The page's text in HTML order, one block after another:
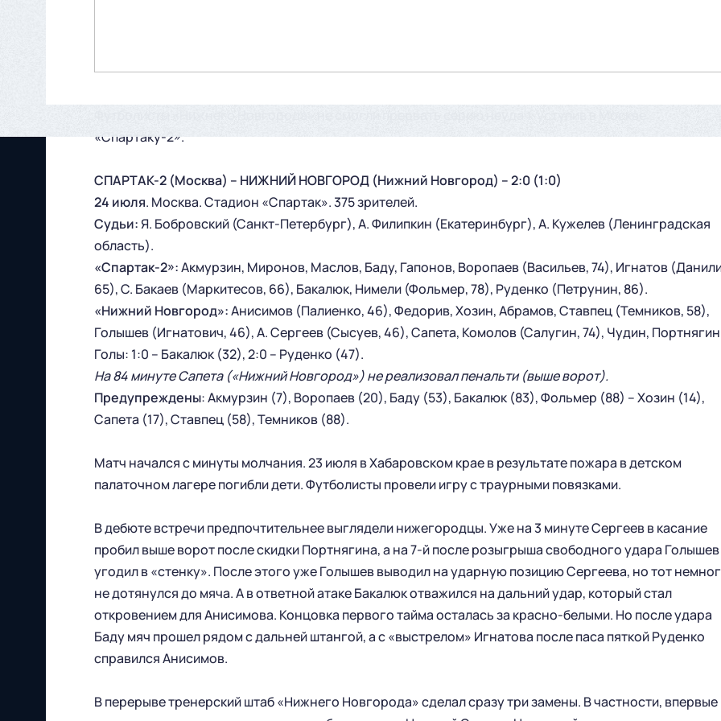
«Спартаку-2».
СПАРТАК-2 (Москва) – НИЖНИЙ НОВГОРОД (Нижний Новгород) – 2:0 (1:0)
24 июля. Москва. Стадион «Спартак». 375 зрителей.
Судьи:Я. Бобровский (Санкт-Петербург), А. Филипкин (Екатеринбург), А. Кужелев (Ленинградская
область).
«Спартак-2»:Акмурзин, Миронов, Маслов, Баду, Гапонов, Воропаев (Васильев, 74), Игнатов
65), С. Бакаев (Маркитесов, 66), Бакалюк, Нимели (Фольмер, 78), Руденко (Петрунин, 86).
«Нижний Новгород»:Анисимов (Палиенко, 46), Федорив, Хозин, Абрамов, Ставпец (Темников, 58),
Голышев (Игнатович, 46), А. Сергеев (Сысуев, 46), Сапета, Комолов (Салугин, 74), Чудин,
Голы: 1:0 – Бакалюк (32), 2:0 – Руденко (47).
На 84 минуте Сапета («Нижний Новгород») не реализовал пенальти (выше ворот).
Предупреждены: Акмурзин (7), Воропаев (20), Баду (53), Бакалюк (83), Фольмер (88) – Хозин (14),
Сапета (17), Ставпец (58), Темников (88).
Матч начался с минуты молчания. 23 июля в Хабаровском крае в результате пожара в детском
палаточном лагере погибли дети. Футболисты провели игру с траурными повязками.
В дебюте встречи предпочтительнее выглядели нижегородцы. Уже на 3 минуте Сергеев в касание
пробил выше ворот после скидки Портнягина, а на 7-й после розыгрыша свободного удара Голышев
угодил в «стенку». После этого уже Голышев выводил на ударную позицию Сергеева, но тот
не дотянулся до мяча. А в ответной атаке Бакалюк отважился на дальний удар, который стал
откровением для Анисимова. Концовка первого тайма осталась за красно-белыми. Но после удара
Баду мяч прошел рядом с дальней штангой, а с «выстрелом» Игнатова после паса пяткой Руденко
справился Анисимов.
В перерыве тренерский штаб «Нижнего Новгорода» сделал сразу три замены. В частности, впервые
"Нижний Новгород" 2026
Все права защищены
603086, г. Нижний Новгород, ул.
Бетанкура, 1 "А"(стадион "СОВКОМБАНК
НОВОСТИ
СТАДИОН
МАГАЗИН
СТАРЫЙ САЙТ
КАЛЕНДАРЬ
СТАТИСТИКА
КЛУБ
РУКОВОДСТВО КЛУБА
ИСТОРИЯ